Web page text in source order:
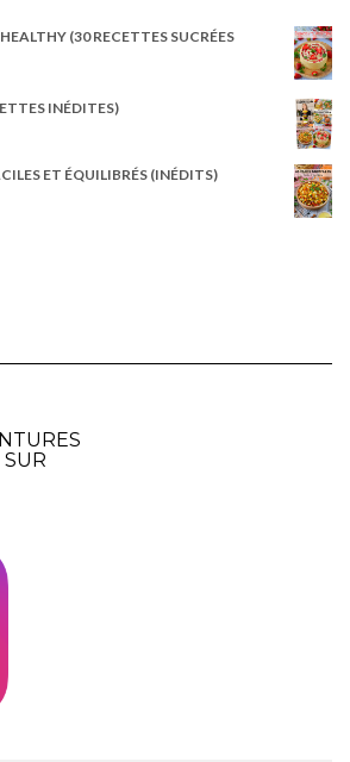
(30 RECETTES SUCRÉES
INÉDITES)
ET ÉQUILIBRÉS (INÉDITS)